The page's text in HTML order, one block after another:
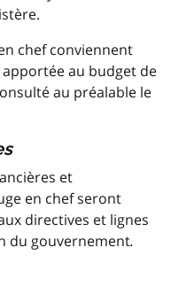
chef conviennent
au budget de
au préalable le
et
en chef seront
directives et lignes
du gouvernement.